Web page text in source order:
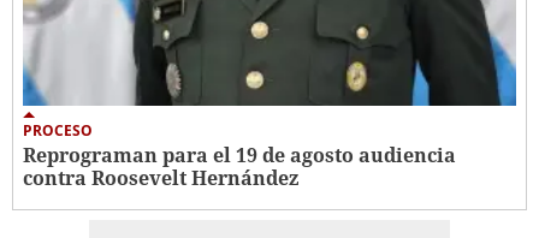
PROCESO
Reprograman para el 19 de agosto audiencia
contra Roosevelt Hernández